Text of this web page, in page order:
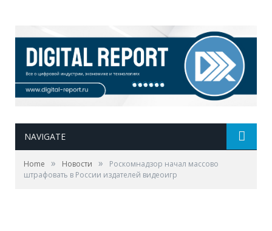
NAVIGATE
Home » Новости »
Роскомнадзор начал массово
штрафовать в России издателей видеоигр